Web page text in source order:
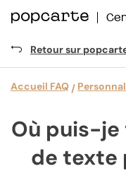
Retour sur
Accueil FAQ
Où puis-je
de texte